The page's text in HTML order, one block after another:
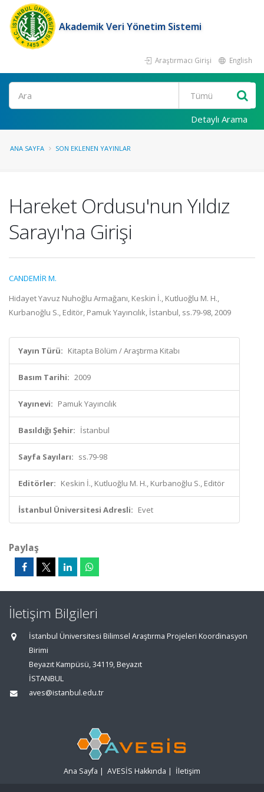
Akademik Veri Yönetim Sistemi
Araştırmacı Girişi English
Ara
Detaylı Arama
ANA SAYFA SON EKLENEN YAYINLAR
Hareket Ordusu'nun Yıldız
Sarayı'na Girişi
CANDEMİR M.
Hidayet Yavuz Nuhoğlu Armağanı, Keskin İ., Kutluoğlu M. H.,
Kurbanoğlu S., Editör, Pamuk Yayıncılık, İstanbul, ss.79-98, 2009
Yayın Türü: Kitapta Bölüm / Araştırma Kitabı
Basım Tarihi: 2009
Yayınevi: Pamuk Yayıncılık
Basıldığı Şehir: İstanbul
Sayfa Sayıları: ss.79-98
Editörler: Keskin İ., Kutluoğlu M. H., Kurbanoğlu S., Editör
İstanbul Üniversitesi Adresli: Evet
Paylaş
İletişim Bilgileri
İstanbul Üniversitesi Bilimsel Araştırma Projeleri Koordinasyon
Birimi
Beyazıt Kampüsü, 34119, Beyazıt
İSTANBUL
aves@istanbul.edu.tr
Ana Sayfa | AVESİS Hakkında | İletişim